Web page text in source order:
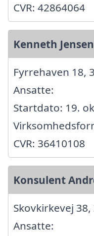
CVR: 42864064
Kenneth
Fyrrehaven 18,
Ansatte:
Startdato: 19.
CVR: 36410108
Konsulent
Skovkirkevej
Ansatte: